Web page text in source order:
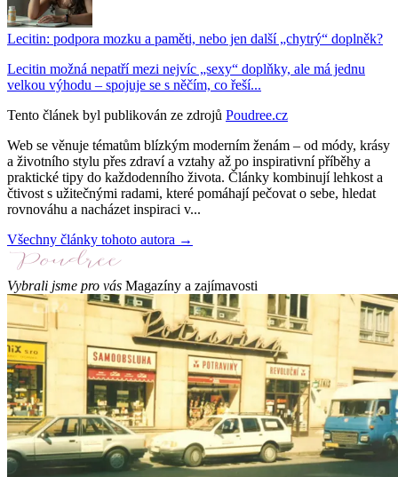
Lecitin: podpora mozku a paměti, nebo jen další „chytrý“ doplněk?
Lecitin možná nepatří mezi nejvíc „sexy“ doplňky, ale má jednu
velkou výhodu – spojuje se s něčím, co řeší...
Tento článek byl publikován ze zdrojů Poudree.cz
Web se věnuje tématům blízkým moderním ženám – od módy, krásy
a životního stylu přes zdraví a vztahy až po inspirativní příběhy a
praktické tipy do každodenního života. Články kombinují lehkost a
čtivost s užitečnými radami, které pomáhají pečovat o sebe, hledat
rovnováhu a nacházet inspiraci v...
Všechny články tohoto autora →
Vybrali jsme pro vás Magazíny a zajímavosti